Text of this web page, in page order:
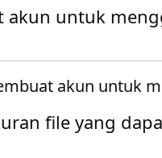
untuk
akun untuk
file yang